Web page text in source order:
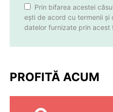
Prin bifarea acestei
ești de acord cu termenii și
datelor furnizate prin acest
PROFITĂ ACUM